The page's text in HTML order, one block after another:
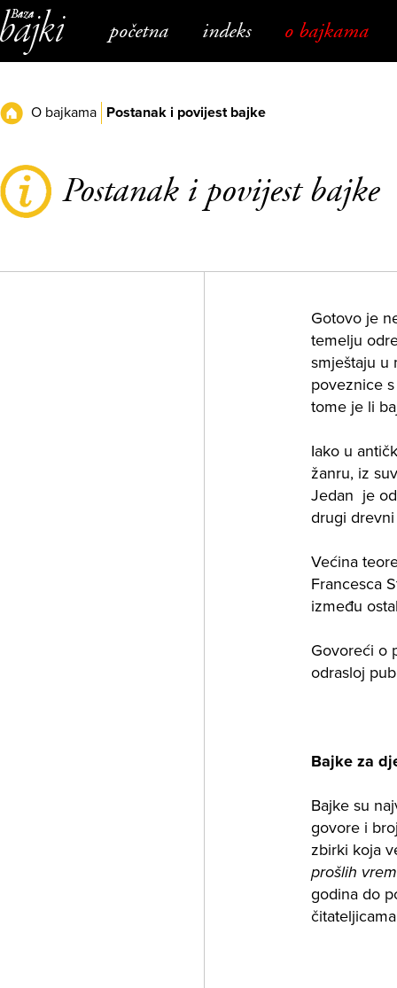
Napominjemo:
Ova
web
stranica
uključuje
početna indeks o bajkama
O bajkama Postanak i povijest bajke
Postanak i povijest bajke
Gotovo je
temelju
smještaju u
poveznice
tome je li
Iako u
žanru, iz
Jedan je
drugi
Većina
Francesca
između
Govoreći o
odrasloj
Bajke za
Bajke su
govore i
zbirki koja
prošlih
godina do